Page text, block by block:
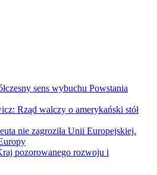
sens wybuchu Powstania
Rząd walczy o amerykański stół
nie zagroziła Unii Europejskiej.
pozorowanego rozwoju i